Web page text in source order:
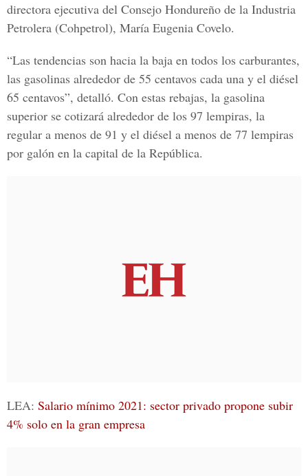
directora ejecutiva del Consejo Hondureño de la Industria
Petrolera (Cohpetrol), María Eugenia Covelo.
“Las tendencias son hacia la baja en todos los carburantes,
las gasolinas alrededor de 55 centavos cada una y el diésel
65 centavos”, detalló. Con estas rebajas, la gasolina
superior se cotizará alrededor de los 97 lempiras, la
regular a menos de 91 y el diésel a menos de 77 lempiras
por galón en la capital de la República.
LEA: Salario mínimo 2021: sector privado propone subir
4% solo en la gran empresa